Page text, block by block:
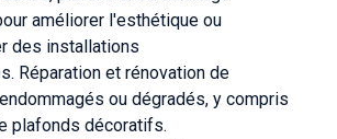
améliorer l'esthétique ou
des installations
Réparation et rénovation de
ou dégradés, y compris
plafonds décoratifs.